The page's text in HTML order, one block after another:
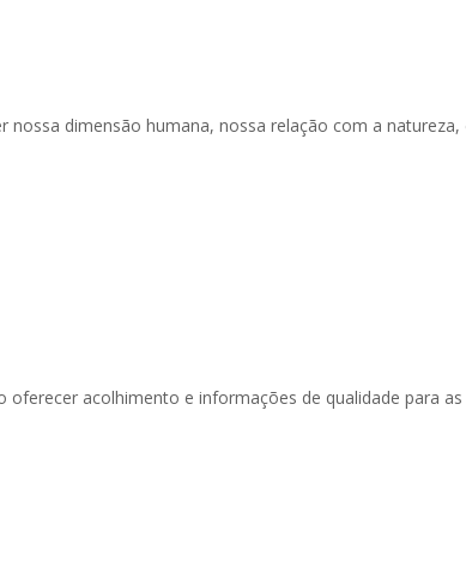
dimensão humana, nossa relação com a
acolhimento e informações de qualidade para